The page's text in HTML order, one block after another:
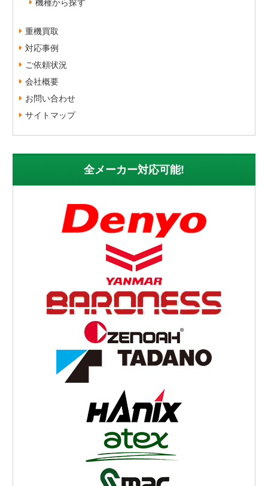
重機買取
対応事例
ご依頼状況
会社概要
お問い合わせ
サイトマップ
全メーカー対応可能!